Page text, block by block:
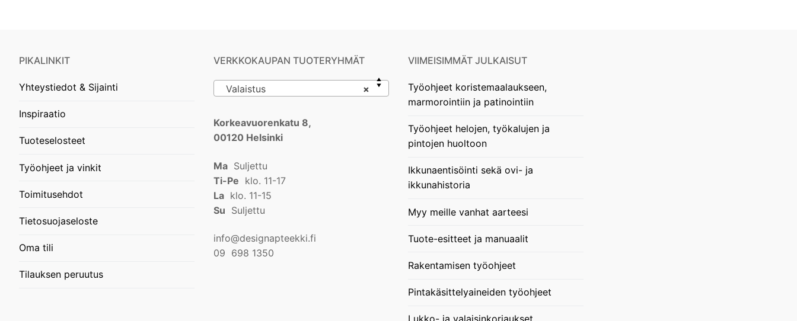
PIKALINKIT
Yhteystiedot & Sijainti
Inspiraatio
Tuoteselosteet
Työohjeet ja vinkit
Toimitusehdot
Tietosuojaseloste
Oma tili
Tilauksen peruutus
VERKKOKAUPAN TUOTERYHMÄT
×
Valaistus
Korkeavuorenkatu 8,
00120 Helsinki
Ma Suljettu
Ti-Pe klo. 11-17
La klo. 11-15
Su Suljettu
info@designapteekki.fi
09 698 1350
VIIMEISIMMÄT JULKAISUT
Työohjeet koristemaalaukseen,
marmorointiin ja patinointiin
Työohjeet helojen, työkalujen ja
pintojen huoltoon
Ikkunaentisöinti sekä ovi- ja
ikkunahistoria
Myy meille vanhat aarteesi
Tuote-esitteet ja manuaalit
Rakentamisen työohjeet
Pintakäsittelyaineiden työohjeet